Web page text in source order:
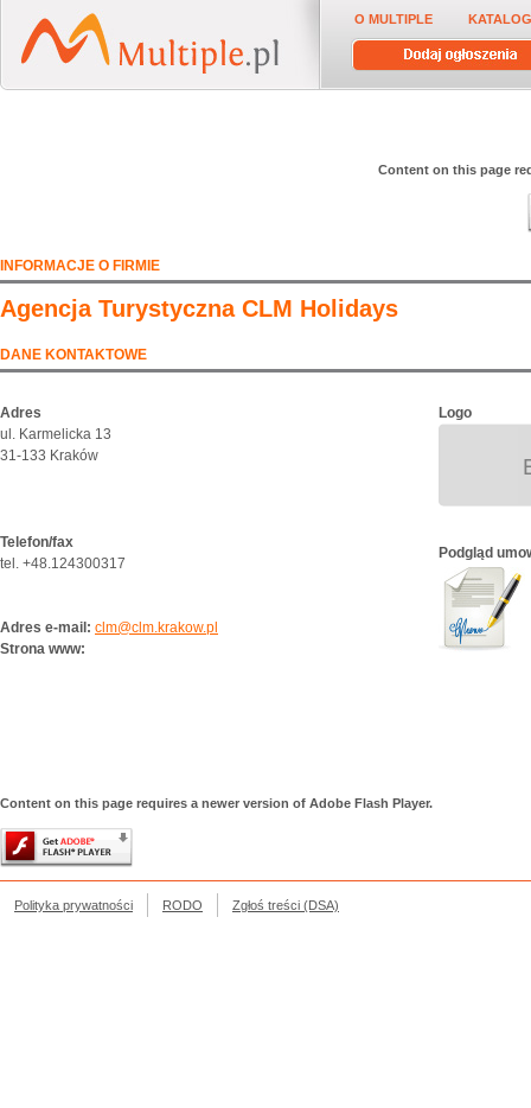
O MULTIPLE
Content on this page
INFORMACJE O FIRMIE
Agencja Turystyczna CLM Holidays
DANE KONTAKTOWE
Adres
ul. Karmelicka 13
31-133 Kraków
Logo
Telefon/fax
tel. +48.124300317
Adres e-mail: clm@clm.krakow.pl
Strona www:
Podgląd
Content on this page requires a newer version of Adobe Flash Player.
Polityka prywatności RODO Zgłoś treści (DSA)